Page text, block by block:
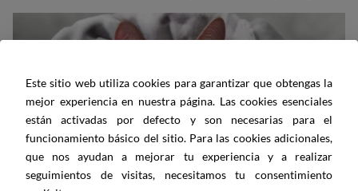
Este sitio web utiliza cookies para garantizar que obtengas la
mejor experiencia en nuestra página. Las cookies esenciales
están activadas por defecto y son necesarias para el
funcionamiento básico del sitio. Para las cookies adicionales,
que nos ayudan a mejorar tu experiencia y a realizar
seguimientos de visitas, necesitamos tu consentimiento